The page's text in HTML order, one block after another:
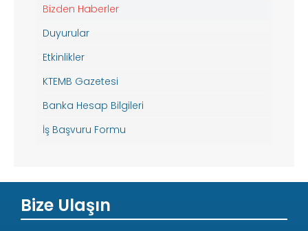
Bizden Haberler
Duyurular
Etkinlikler
KTEMB Gazetesi
Banka Hesap Bilgileri
İş Başvuru Formu
Bize Ulaşın